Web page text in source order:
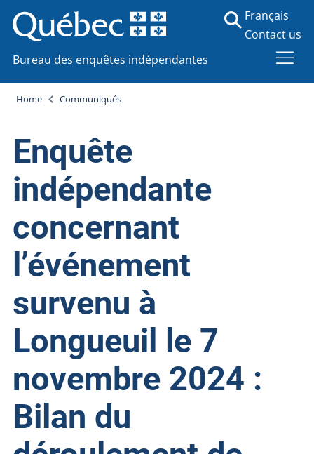
Bureau des enquêtes indépendantes
Français
Contact us
Home Communiqués
Enquête
indépendante
concernant
l’événement
survenu à
Longueuil le 7
novembre 2024 :
Bilan du